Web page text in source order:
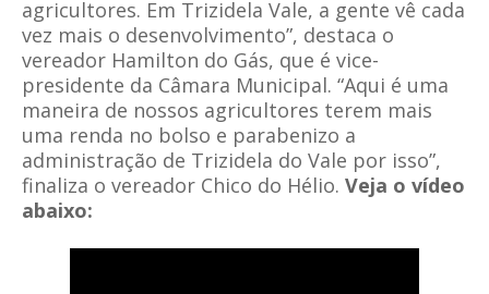
agricultores. Em Trizidela Vale, a gente vê cada
vez mais o desenvolvimento”, destaca o
vereador Hamilton do Gás, que é vice-
presidente da Câmara Municipal. “Aqui é uma
maneira de nossos agricultores terem mais
uma renda no bolso e parabenizo a
administração de Trizidela do Vale por isso”,
finaliza o vereador Chico do Hélio. Veja o vídeo
abaixo: